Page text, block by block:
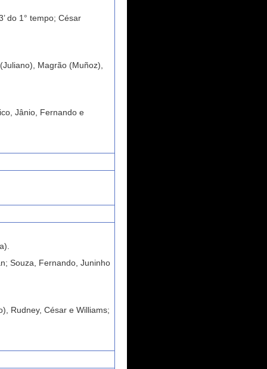
do 1° tempo; César
Magrão (Muñoz),
Jânio, Fernando e
Souza, Fernando, Juninho
Rudney, César e Williams;